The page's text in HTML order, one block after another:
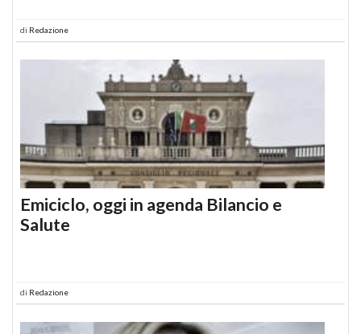
di Redazione
Emiciclo, oggi in agenda Bilancio e
Salute
di Redazione